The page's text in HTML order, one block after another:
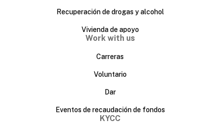
Recuperación de drogas y alcohol
Vivienda de apoyo
Work with us
Carreras
Voluntario
Dar
Eventos de recaudación de fondos
KYCC